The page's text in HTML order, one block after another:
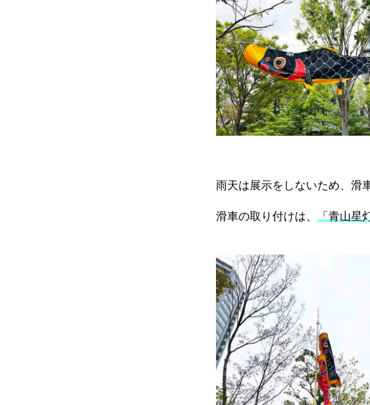
プライバシーポリシー 最新のブログはこちら
雨天は展示をしないため、滑
滑車の取り付けは、 「青山星